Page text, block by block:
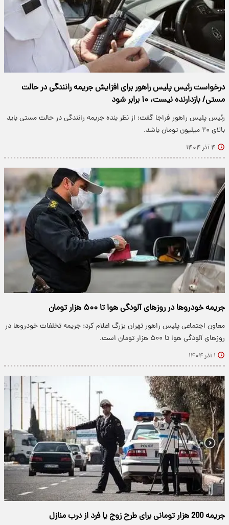
درخواست رئیس پلیس راهور برای افزایش جریمه رانندگی در حالت
مستی/ بازدارنده نیست، ۱۰ برابر شود
رئیس پلیس راهور فراجا گفت: از نظر بنده جریمه رانندگی در حالت مستی باید
بالای ۲۰ میلیون تومان باشد.
۴ آذر ۱۴۰۴
جریمه خودرو‌ها در روز‌های آلودگی هوا تا ۵۰۰ هزار تومان
معاون اجتماعی پلیس راهور تهران بزرگ اعلام کرد: جریمه تخلفات خودرو‌ها در
روز‌های آلودگی هوا تا ۵۰۰ هزار تومان است.
۱ آذر ۱۴۰۴
جریمه 200 هزار تومانی برای طرح زوج یا فرد از درب منازل